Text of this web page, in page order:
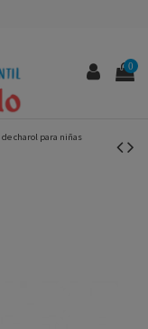
0
charol para niñas